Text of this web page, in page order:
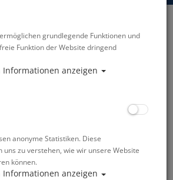
2025
und Tauchreisen.
grundlegende Funktionen und
Funktion der Website dringend
Informationen anzeigen
anonyme Statistiken. Diese
uns zu verstehen, wie wir unsere Website
können.
Informationen anzeigen